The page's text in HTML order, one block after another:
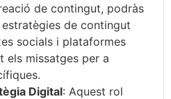
de contingut, podràs
de contingut
socials i plataformes
els missatges per a
Digital: Aquest rol